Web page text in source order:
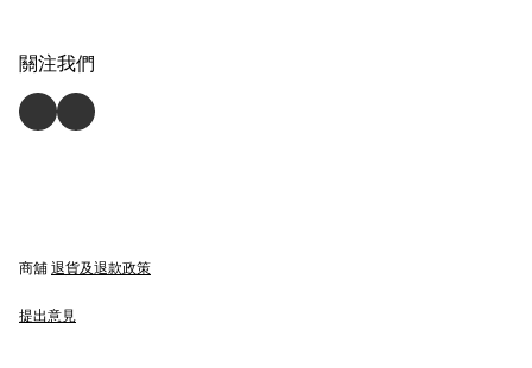
關注我們
商舖 退貨及退款政策
提出意見